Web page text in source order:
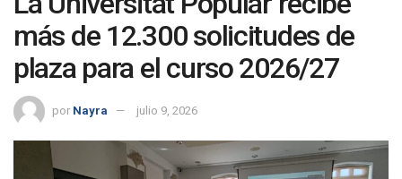
más de 12.300 solicitudes de
plaza para el curso 2026/27
por Nayra julio 9, 2026